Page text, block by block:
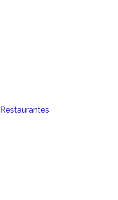
Restaurantes